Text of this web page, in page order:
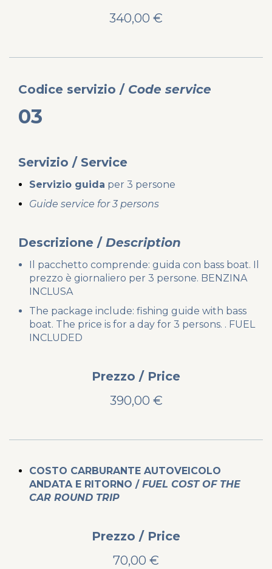
340,00 €
Codice servizio / Code service
03
Servizio / Service
Servizio guida per 3 persone
Guide service for 3 persons
Descrizione / Description
Il pacchetto comprende: guida con bass boat. Il
prezzo è giornaliero per 3 persone. BENZINA
INCLUSA
The package include: fishing guide with bass
boat. The price is for a day for 3 persons. . FUEL
INCLUDED
Prezzo / Price
390,00 €
COSTO CARBURANTE AUTOVEICOLO
ANDATA E RITORNO / FUEL COST OF THE
CAR ROUND TRIP
Prezzo / Price
70,00 €